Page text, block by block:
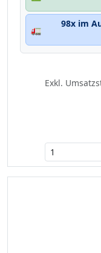
🚛
98x im
Exkl.